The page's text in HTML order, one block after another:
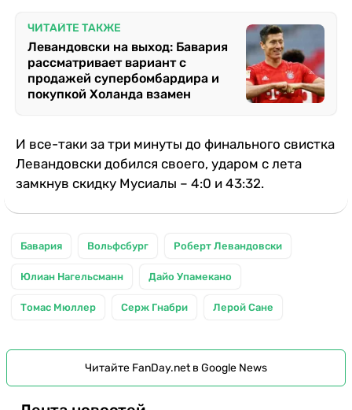
ЧИТАЙТЕ ТАКЖЕ
Левандовски на выход: Бавария
рассматривает вариант с
продажей супербомбардира и
покупкой Холанда взамен
И все-таки за три минуты до финального свистка
Левандовски добился своего, ударом с лета
замкнув скидку Мусиалы – 4:0 и 43:32.
Бавария Вольфсбург Роберт Левандовски
Юлиан Нагельсманн Дайо Упамекано
Томас Мюллер Серж Гнабри Лерой Сане
Читайте FanDay.net в Google News